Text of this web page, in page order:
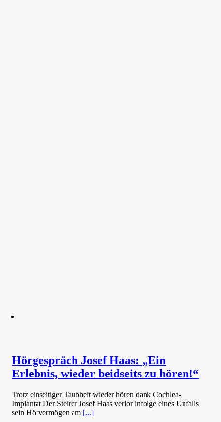
Hörgespräch Josef Haas: „Ein
Erlebnis, wieder beidseits zu hören!“
Trotz einseitiger Taubheit wieder hören dank Cochlea-
Implantat Der Steirer Josef Haas verlor infolge eines Unfalls
sein Hörvermögen am [...]